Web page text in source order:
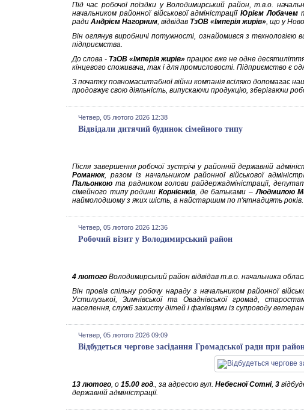
Під час робочої поїздки у Володимирський район, т.в.о.
начальником районної військової адміністраціїЮрієм Лобачем
ради Андрієм Нагорним, відвідав ТзОВ «Імперія жирів», що у
Він оглянув виробничі потужності, ознайомився з
підприємства.
До слова - ТзОВ «Імперія жирів» працює вже не одне
кінцевого споживача, так і для промисловості. Підприємство є
З початку повномасштабної війни компанія всіляко допомагає
продовжує свою діяльність, випускаючи продукцію, зберігаючи
Четвер, 05 лютого 2026 12:38
Відвідали дитячий будинок сімейного типу
Після завершення робочої зустрічі у районній державній
Романюк, разом із начальником районної військової
Пальонкою та радником голови райдержадміністрації,
сімейного типу родини Корнієнків, де батьками –Людмилою
наймолодшому з яких шість, а найстаршим по п'ятнадцять років.
Четвер, 05 лютого 2026 12:36
Робочий візит у Володимирський район
4 лютого Володимирський район відвідав т.в.о. начальника
Він провів спільну робочу нараду з начальником районної
Устилузької, Зимнівської та Оваднівської громад,
населення, служб захисту дітей і фахівцями із супроводу
Четвер, 05 лютого 2026 09:09
Відбудеться чергове засідання Громадської ради при
13 лютого, о 15.00 год., за адресою вул. Небесної Сотні, 3
державній адміністрації.